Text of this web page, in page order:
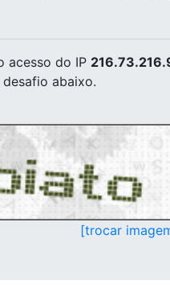
acesso do IP
abaixo.
[trocar